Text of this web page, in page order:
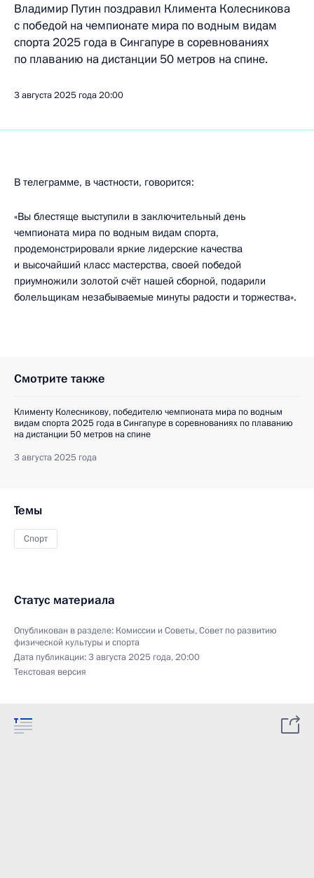
Владимир Путин поздравил Климента Колесникова
с победой на чемпионате мира по водным видам
спорта 2025 года в Сингапуре в соревнованиях
по плаванию на дистанции 50 метров на спине.
3 августа 2025 года20:00
В телеграмме, в частности, говорится:
«Вы блестяще выступили в заключительный день
чемпионата мира по водным видам спорта,
продемонстрировали яркие лидерские качества
и высочайший класс мастерства, своей победой
приумножили золотой счёт нашей сборной, подарили
болельщикам незабываемые минуты радости и торжества».
Смотрите также
Клименту Колесникову, победителю чемпионата мира по водным
видам спорта 2025 года в Сингапуре в соревнованиях по плаванию
на дистанции 50 метров на спине
3 августа 2025 года
Темы
Спорт
Статус материала
Опубликован в разделе: Комиссии и Советы,Совет по развитию
физической культуры и спорта
Дата публикации:3 августа 2025 года, 20:00
Текстовая версия